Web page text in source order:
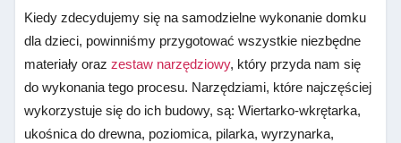
Kiedy zdecydujemy się na samodzielne wykonanie domku
dla dzieci, powinniśmy przygotować wszystkie niezbędne
materiały orazzestaw narzędziowy, który przyda nam się
do wykonania tego procesu. Narzędziami, które najczęściej
wykorzystuje się do ich budowy, są: Wiertarko-wkrętarka,
ukośnica do drewna, poziomica, pilarka, wyrzynarka,